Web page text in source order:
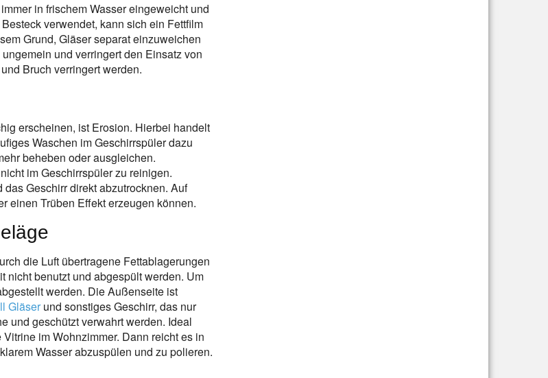
in frischem Wasser eingeweicht und
verwendet, kann sich ein Fettfilm
Grund, Gläser separat einzuweichen
und verringert den Einsatz von
Bruch verringert werden.
erscheinen, ist Erosion. Hierbei handelt
Waschen im Geschirrspüler dazu
beheben oder ausgleichen.
im Geschirrspüler zu reinigen.
Geschirr direkt abzutrocknen. Auf
einen Trüben Effekt erzeugen können.
die Luft übertragene Fettablagerungen
nicht benutzt und abgespült werden. Um
werden. Die Außenseite ist
Gläser und sonstiges Geschirr, das nur
und geschützt verwahrt werden. Ideal
im Wohnzimmer. Dann reicht es in
Wasser abzuspülen und zu polieren.